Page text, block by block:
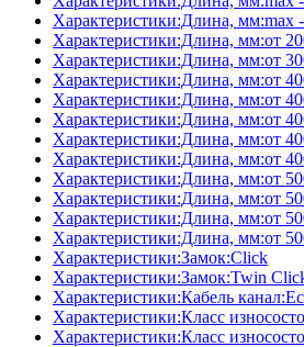
Характеристики:Длина, мм:max
Характеристики:Длина, мм:от
Характеристики:Длина, мм:от
Характеристики:Длина, мм:от
Характеристики:Длина, мм:от
Характеристики:Длина, мм:от
Характеристики:Длина, мм:от
Характеристики:Длина, мм:от
Характеристики:Длина, мм:от
Характеристики:Длина, мм:от
Характеристики:Длина, мм:от
Характеристики:Длина, мм:от
Характеристики:Замок:Click
Характеристики:Замок:Twin
Характеристики:Кабель
Характеристики:Класс
Характеристики:Класс